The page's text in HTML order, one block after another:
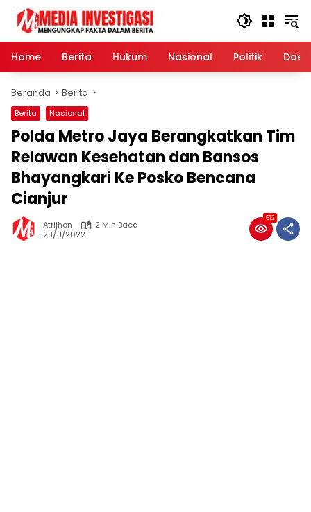
Langsung
konten
Home
Berita Hukum Nasional Politik
Beranda Berita
Berita Nasional
Polda Metro Jaya Berangkatkan Tim
Relawan Kesehatan dan Bansos
Bhayangkari Ke Posko Bencana
Cianjur
Atrijhon
2 Min Baca
28/11/2022
612